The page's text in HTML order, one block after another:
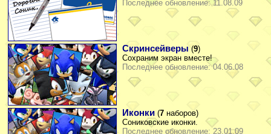
Последнее обновление: 11.08.09
Скринсейверы (9)
Сохраним экран вместе!
Последнее обновление: 04.06.08
Иконки (7 наборов)
Сониковские иконки.
Последнее обновление: 23.01.09